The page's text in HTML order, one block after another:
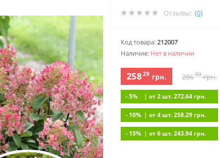
Отзывы: (0)
Код товара:212007
Наличие: Нет в наличии
25829 грн. 28699грн.
- 5% | от 2 шт. 272.64 грн.
- 10% | от 4 шт. 258.29 грн.
- 15% | от 6 шт. 243.94 грн.